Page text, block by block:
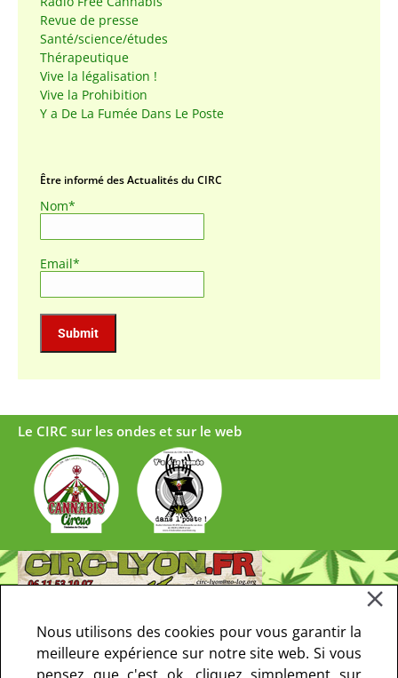
Revue de presse
Santé/science/études
Thérapeutique
Vive la légalisation !
Vive la Prohibition
Y a De La Fumée Dans Le Poste
Être informé des Actualités du CIRC
Nom*
Email*
Le CIRC sur les ondes et sur le web
Nous utilisons des cookies pour vous garantir la
meilleure expérience sur notre site web. Si vous